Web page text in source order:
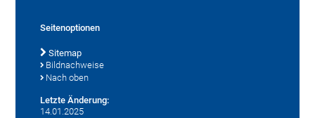
Seitenoptionen
Sitemap
Bildnachweise
Nach oben
Letzte Änderung:
14.01.2025